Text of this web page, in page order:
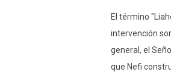
El término
intervención
general, el
que Nefi